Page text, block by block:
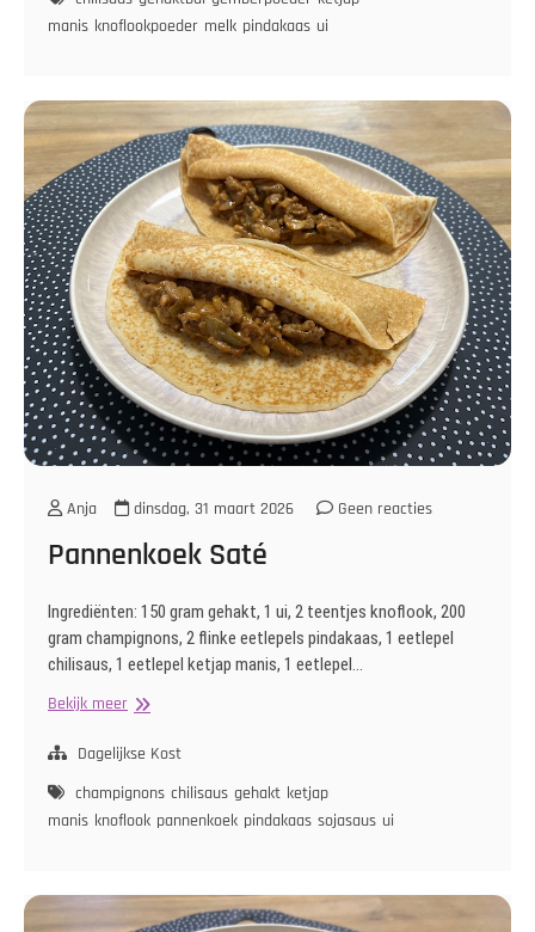
Röstirondjes
manis knoflookpoeder melk pindakaas ui
Anja dinsdag, 31 maart 2026 Geen reacties
Pannenkoek Saté
Ingrediënten: 150 gram gehakt, 1 ui, 2 teentjes knoflook, 200
gram champignons, 2 flinke eetlepels pindakaas, 1 eetlepel
chilisaus, 1 eetlepel ketjap manis, 1 eetlepel…
Bekijk meerPannenkoek
Dagelijkse Kost
champignons chilisaus gehakt ketjap
manis knoflook pannenkoek pindakaas sojasaus ui